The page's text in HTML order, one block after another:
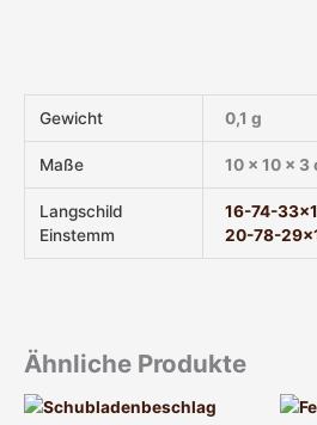
Gewicht 0,1 g
Maße 10 × 10 × 3
Langschild
Einstemm
16-74-
20-78-
Ähnliche Produkte